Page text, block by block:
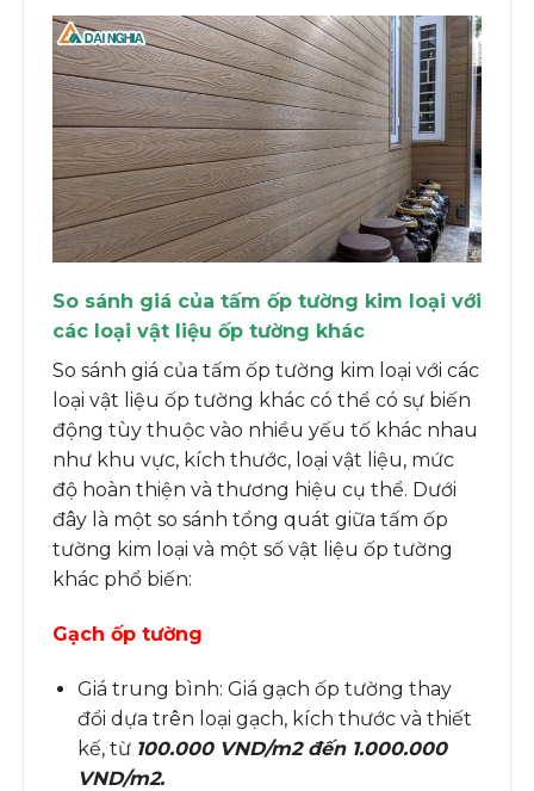
So sánh giá của tấm ốp tường kim loại với
các loại vật liệu ốp tường khác
So sánh giá của tấm ốp tường kim loại với các
loại vật liệu ốp tường khác có thể có sự biến
động tùy thuộc vào nhiều yếu tố khác nhau
như khu vực, kích thước, loại vật liệu, mức
độ hoàn thiện và thương hiệu cụ thể. Dưới
đây là một so sánh tổng quát giữa tấm ốp
tường kim loại và một số vật liệu ốp tường
khác phổ biến:
Gạch ốp tường
Giá trung bình: Giá gạch ốp tường thay
đổi dựa trên loại gạch, kích thước và thiết
kế, từ 100.000 VND/m2 đến 1.000.000
VND/m2.